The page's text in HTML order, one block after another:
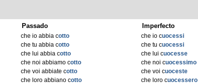
Passado
che io abbia cotto
che tu abbia cotto
che lui abbia cotto
che noi abbiamo cotto
che voi abbiate cotto
che loro abbiano cotto
Imperfecto
che io cuocessi
che tu cuocessi
che lui cuocesse
che noi cuocessimo
che voi cuoceste
che loro cuocessero